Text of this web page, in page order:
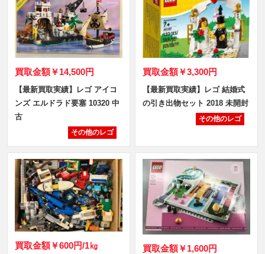
買取金額￥14,500円
【最新買取実績】レゴ アイコ
ンズ エルドラド要塞 10320 中
古
その他のレゴ
買取金額￥3,300円
【最新買取実績】レゴ 結婚式
の引き出物セット 2018 未開封
その他のレゴ
買取金額￥600円/1㎏ 買取金額￥1,600円